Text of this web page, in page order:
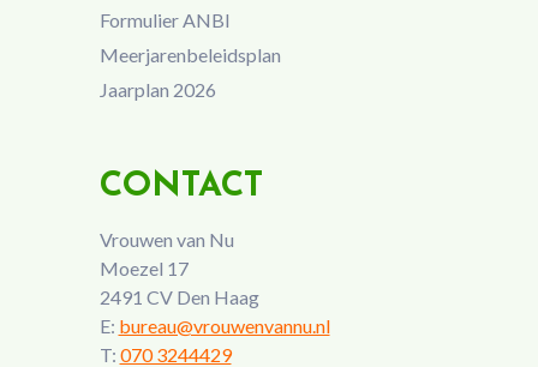
Formulier ANBI
Meerjarenbeleidsplan
Jaarplan 2026
CONTACT
Vrouwen van Nu
Moezel 17
2491 CV Den Haag
E: bureau@vrouwenvannu.nl
T: 070 3244429